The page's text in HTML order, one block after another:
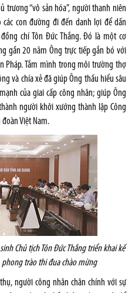
trương “vô sản hóa”, người thanh niên
con đường đi đến danh lợi để dấn
chí Tôn Đức Thắng. Đó là một cơ
gần 20 năm Ông trực tiếp gắn bó với
Pháp. Tắm mình trong môi trường thợ
và chía xẻ đã giúp Ông thấu hiểu sâu
của giai cấp công nhân; giúp Ông
người khởi xướng thành lập Công
Việt Nam.
Chủ tịch Tôn Đức Thắng triển khai kế
phong trào thi đua chào mừng
người công nhân chân chính với sự